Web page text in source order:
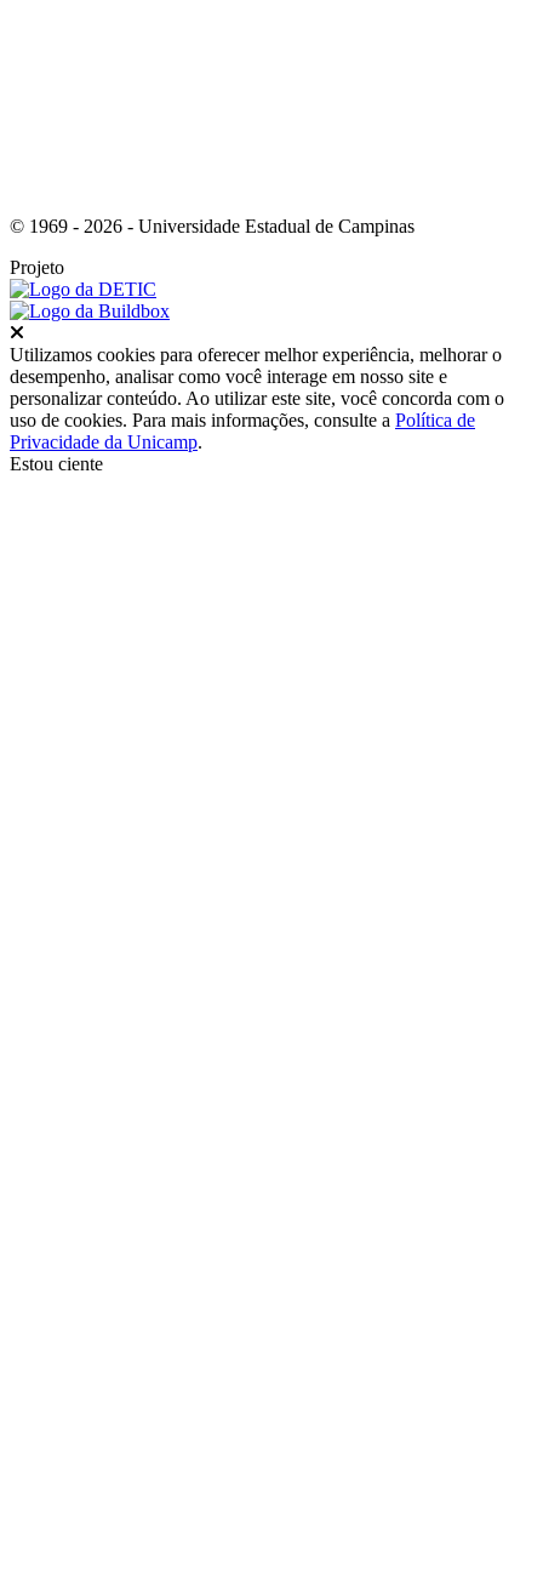
© 1969 - 2026 - Universidade Estadual de Campinas
Projeto
Utilizamos cookies para oferecer melhor experiência, melhorar o
desempenho, analisar como você interage em nosso site e
personalizar conteúdo. Ao utilizar este site, você concorda com o
uso de cookies. Para mais informações, consulte a Política de
Privacidade da Unicamp.
Estou ciente